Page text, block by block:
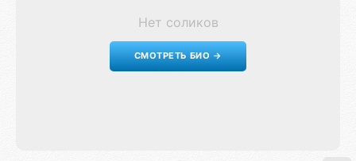
Нет соликов
СМОТРЕТЬ БИО →